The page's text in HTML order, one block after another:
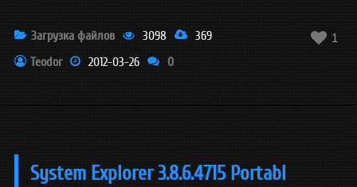
 1
Загрузка файлов 3098
369
Teodor
2012-03-26 0
System Explorer 3.8.6.4715 Portabl